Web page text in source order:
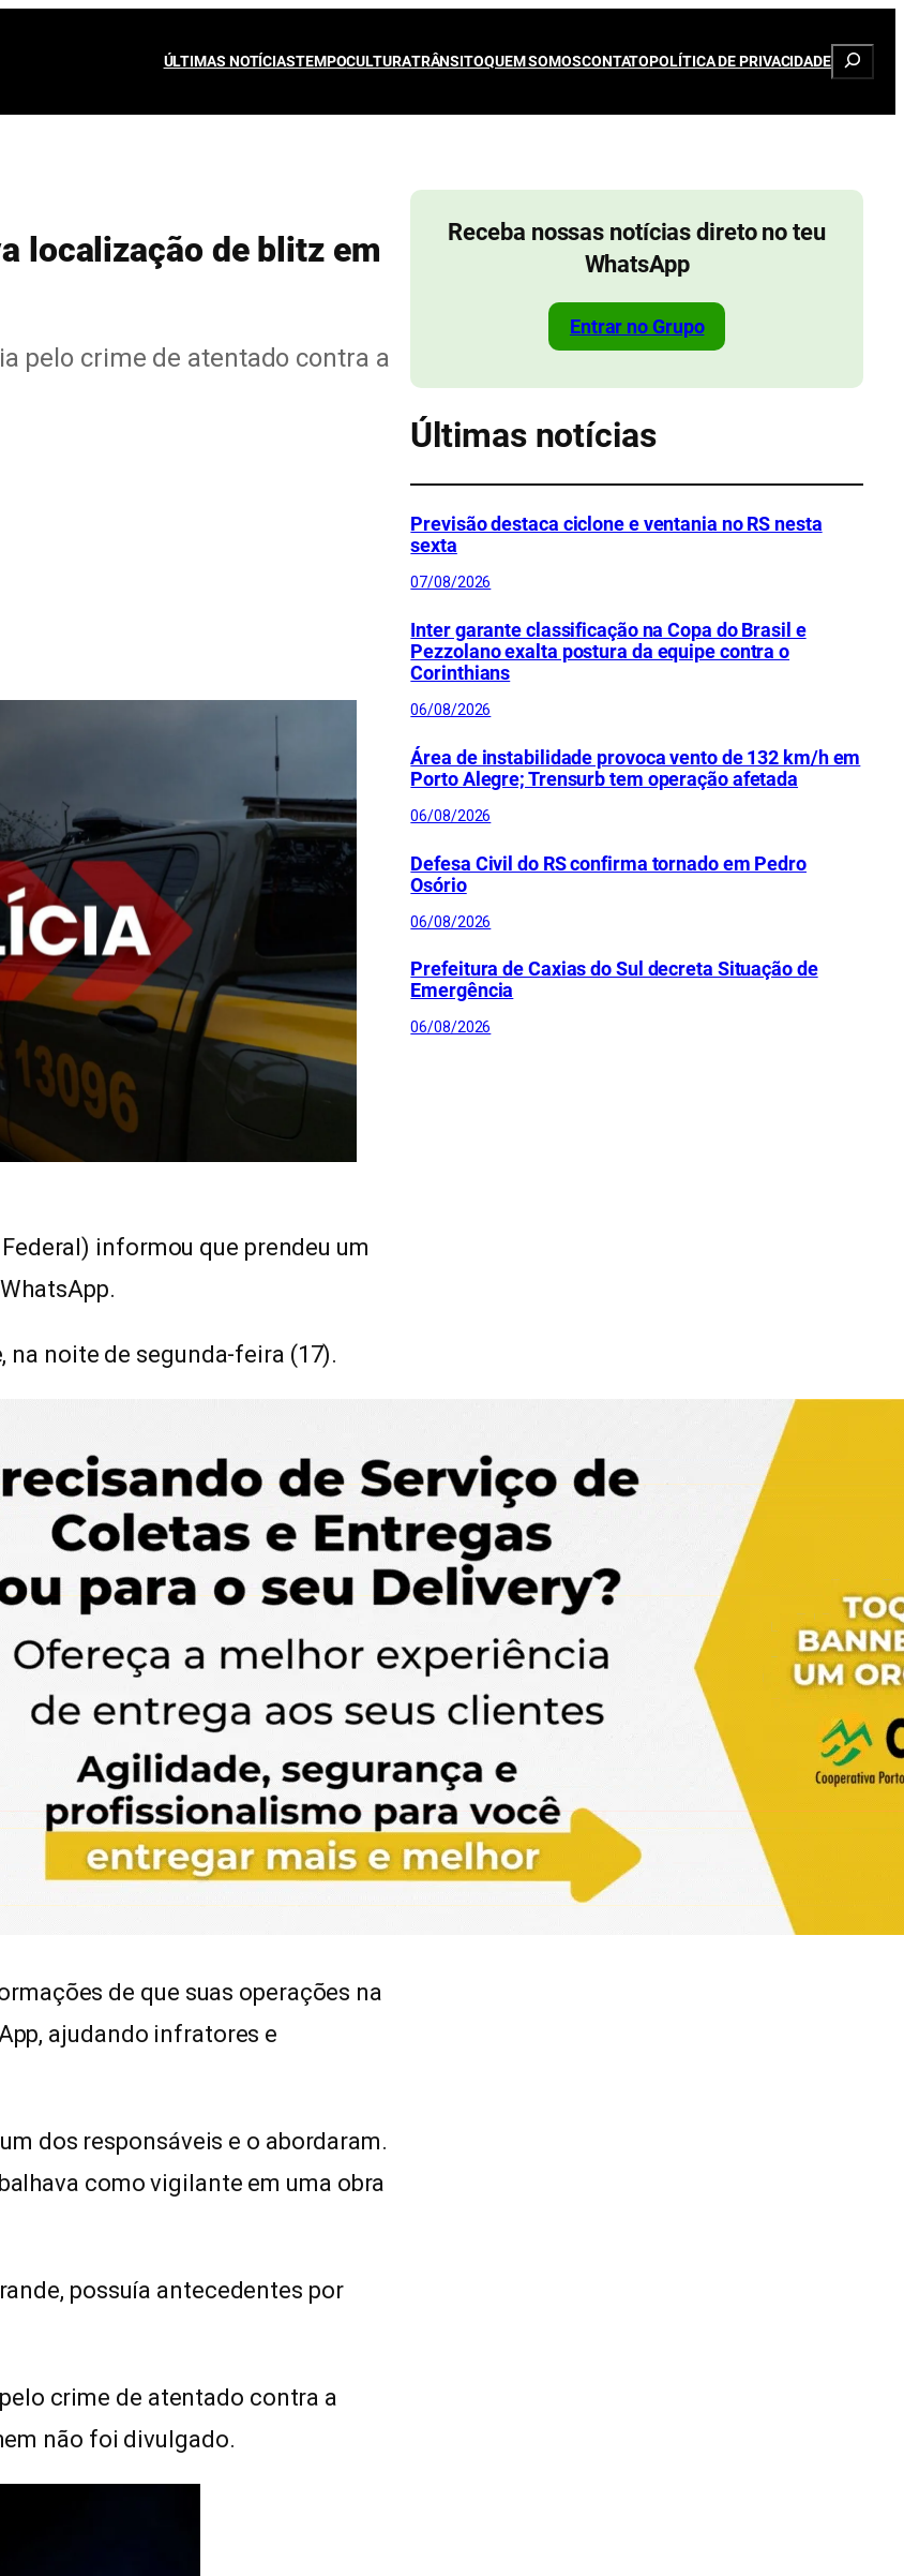
ÚLTIMAS NOTÍCIASTEMPOCULTURATRÂNSITOQUEM SOMOSCONTATOPOLÍTICA DE PRIVACIDADE
localização de blitz em
pelo crime de atentado contra a
informou que prendeu um
na noite de segunda-feira (17).
de que suas operações na
ajudando infratores e
dos responsáveis e o abordaram.
como vigilante em uma obra
possuía antecedentes por
crime de atentado contra a
não foi divulgado.
Receba nossas notícias direto no teu
WhatsApp
Entrar no Grupo
Últimas notícias
Previsão destaca ciclone e ventania no RS nesta
sexta
07/08/2026
Inter garante classificação na Copa do Brasil e
Pezzolano exalta postura da equipe contra o
Corinthians
06/08/2026
Área de instabilidade provoca vento de 132 km/h em
Porto Alegre; Trensurb tem operação afetada
06/08/2026
Defesa Civil do RS confirma tornado em Pedro
Osório
06/08/2026
Prefeitura de Caxias do Sul decreta Situação de
Emergência
06/08/2026